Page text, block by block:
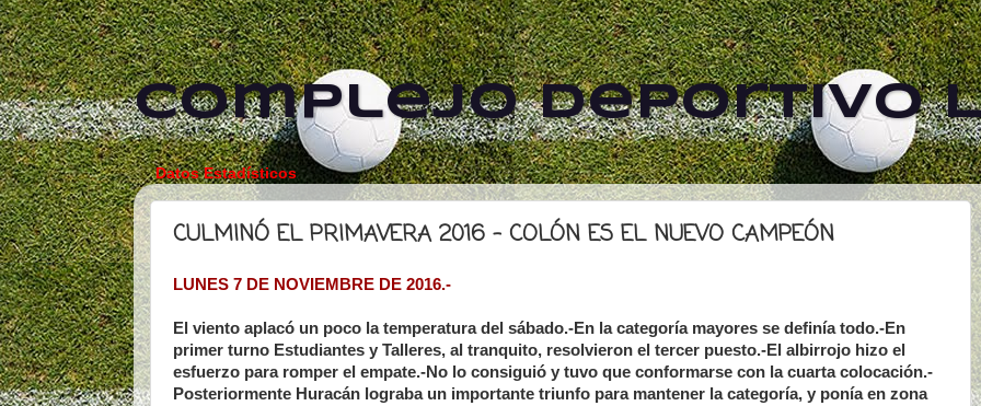
Complejo Deportivo
Datos Estadísticos
CULMINÓ EL PRIMAVERA 2016 - COLÓN ES EL NUEVO CAMPEÓN
LUNES 7 DE NOVIEMBRE DE 2016.-
El viento aplacó un poco la temperatura del sábado.-En la categoría mayores se definía todo.-En
primer turno Estudiantes y Talleres, al tranquito, resolvieron el tercer puesto.-El albirrojo hizo el
esfuerzo para romper el empate.-No lo consiguió y tuvo que conformarse con la cuarta colocación.-
Posteriormente Huracán lograba un importante triunfo para mantener la categoría, y ponía en zona